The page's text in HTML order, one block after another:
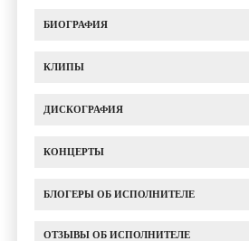
БИОГРАФИЯ
КЛИПЫ
ДИСКОГРАФИЯ
КОНЦЕРТЫ
БЛОГЕРЫ ОБ ИСПОЛНИТЕЛЕ
ОТЗЫВЫ ОБ ИСПОЛНИТЕЛЕ